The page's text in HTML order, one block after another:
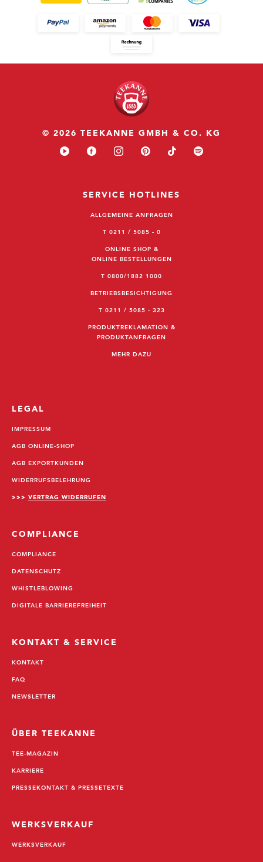
© 2026 TEEKANNE GMBH & CO. KG
SERVICE HOTLINES
ALLGEMEINE ANFRAGEN
T 0211 / 5085 - 0
ONLINE SHOP &
ONLINE BESTELLUNGEN
T 0800/1882 1000
BETRIEBSBESICHTIGUNG
T 0211 / 5085 - 323
PRODUKTREKLAMATION &
PRODUKTANFRAGEN
MEHR DAZU
LEGAL
IMPRESSUM
AGB ONLINE-SHOP
AGB EXPORTKUNDEN
WIDERRUFSBELEHRUNG
>>> VERTRAG WIDERRUFEN
COMPLIANCE
COMPLIANCE
DATENSCHUTZ
WHISTLEBLOWING
DIGITALE BARRIEREFREIHEIT
KONTAKT & SERVICE
KONTAKT
FAQ
NEWSLETTER
ÜBER TEEKANNE
TEE-MAGAZIN
KARRIERE
PRESSEKONTAKT & PRESSETEXTE
WERKSVERKAUF
WERKSVERKAUF